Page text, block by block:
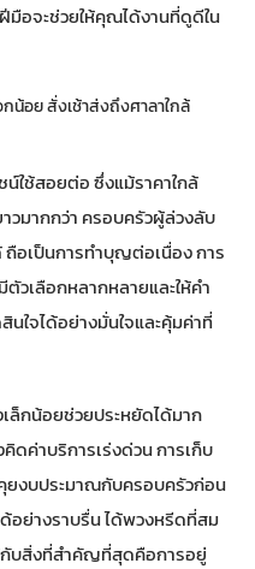
มือจะช่วยให้คุณได้งานที่ดูดีใน
น้อย สั่งเช้าส่งถึงศาลาใกล้
ใช้สอยต่อ ซึ่งแม้ราคาใกล้
วมากกว่า ครอบครัวผู้ล่วงลับ
ถือเป็นการทำบุญต่อเนื่อง การ
ตัวเลือกหลากหลายและให้คำ
ใจได้อย่างมั่นใจและคุ้มค่าที่
ล็กน้อยช่วยประหยัดได้มาก
ดค่าบริการเร่งด่วน การเก็บ
ยงบประมาณกับครอบครัวก่อน
อย่างราบรื่น ได้พวงหรีดที่สม
ห้กับสิ่งที่สำคัญที่สุดคือการอยู่